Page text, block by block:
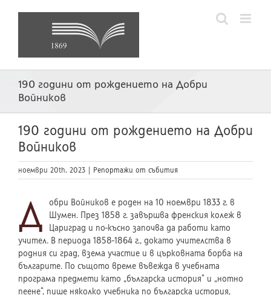
190 години от рождението на Добри
Войников
190 години от рождението на Добри
Войников
ноември 20th, 2023 Репортажи от събития
Д
обри Войников е роден на 10 ноември 1833 г. в
Шумен. През 1858 г. завършва френския колеж в
Цариград и по-късно започва да работи като
учител. В периода 1858-1864 г., докато учителства в
родния си град, взема участие и в църковната борба на
българите. По същото време въвежда в учебната
програма предмети като „българска история“ и „нотно
пеене“, пише няколко учебника по българска история,